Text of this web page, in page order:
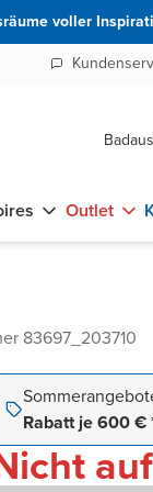
voller
Outlet
83697_203710
Rabatt je 600 €